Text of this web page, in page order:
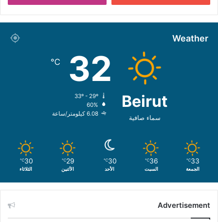
Weather
Beirut
سماء صافية
32
℃
60%
6.08 كيلومتر/ساعة
33
℃
الجمعة
36
℃
السبت
30
℃
الأحد
29
℃
الأثنين
30
℃
الثلاثاء
Advertisement